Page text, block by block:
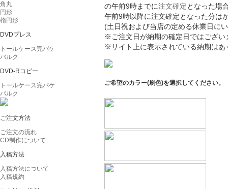
角丸
円形
楕円形
DVDプレス
トールケース完パケ
バルク
DVD-Rコピー
トールケース完パケ
バルク
ご注文方法
ご注文の流れ
CD制作について
入稿方法
入稿方法について
入稿規約
の午前9時までに注文確定となった場
午前9時以降に注文確定となった分は
(土日祝および当店の定める休業日に
※ご注文日が納期の確定日ではござい
※サイト上に表示されている納期は
ご希望のカラー(刷色)を選択してください。